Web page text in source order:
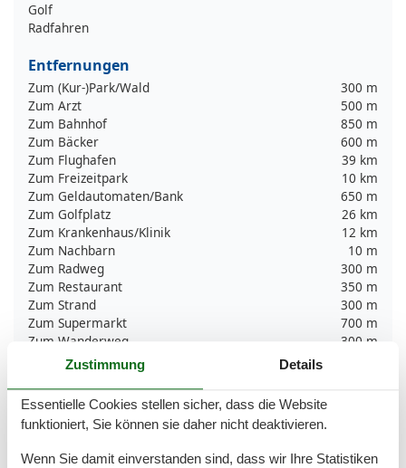
Golf
Radfahren
Entfernungen
Zum (Kur-)Park/Wald
300 m
Zum Arzt
500 m
Zum Bahnhof
850 m
Zum Bäcker
600 m
Zum Flughafen
39 km
Zum Freizeitpark
10 km
Zum Geldautomaten/Bank
650 m
Zum Golfplatz
26 km
Zum Krankenhaus/Klinik
12 km
Zum Nachbarn
10 m
Zum Radweg
300 m
Zum Restaurant
350 m
Zum Strand
300 m
Zum Supermarkt
700 m
Zum Wanderweg
300 m
Zum Zentrum
Zur Badestelle/Gewässer
Zur Bushaltestelle
Zur Therme
Zur Tourist-Information
650 m
Zustimmung Details
Essentielle Cookies stellen sicher, dass die Website
funktioniert, Sie können sie daher nicht deaktivieren.
Wenn Sie damit einverstanden sind, dass wir Ihre Statistiken